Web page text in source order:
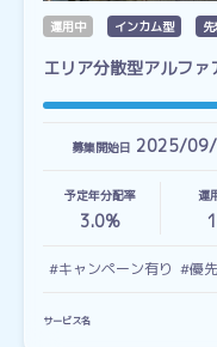
運用中 インカム型
エリア分散型アルフ
募集開始日 2025/
予定年分配率
3.0%
運
1
#キャンペーン有り #優
サービス名